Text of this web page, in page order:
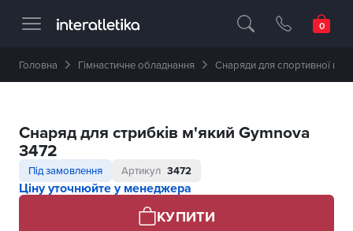
Професійне спортивне обладнання
Головна Гімнастичне обладнання Снаряди для спортивної
Снаряд для стрибків м'який Gymnova
3472
Під замовлення Артикул 3472
Ціну уточнюйте у менеджера
КУПИТИ